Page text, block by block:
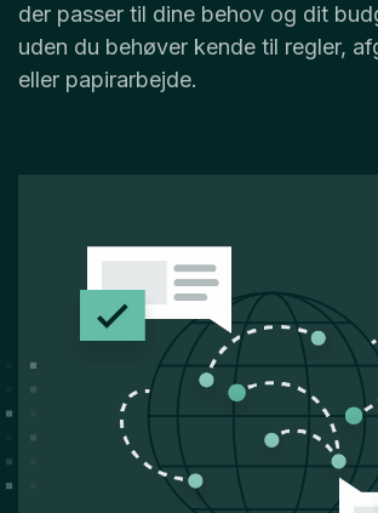
der passer til dine behov og dit
uden du behøver kende til regler,
eller papirarbejde.